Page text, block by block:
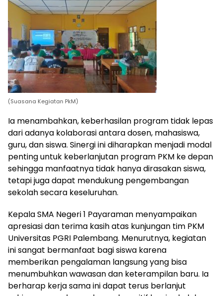
(Suasana Kegiatan PkM)
Ia menambahkan, keberhasilan program tidak lepas
dari adanya kolaborasi antara dosen, mahasiswa,
guru, dan siswa. Sinergi ini diharapkan menjadi modal
penting untuk keberlanjutan program PKM ke depan
sehingga manfaatnya tidak hanya dirasakan siswa,
tetapi juga dapat mendukung pengembangan
sekolah secara keseluruhan.
Kepala SMA Negeri 1 Payaraman menyampaikan
apresiasi dan terima kasih atas kunjungan tim PKM
Universitas PGRI Palembang. Menurutnya, kegiatan
ini sangat bermanfaat bagi siswa karena
memberikan pengalaman langsung yang bisa
menumbuhkan wawasan dan keterampilan baru. Ia
berharap kerja sama ini dapat terus berlanjut